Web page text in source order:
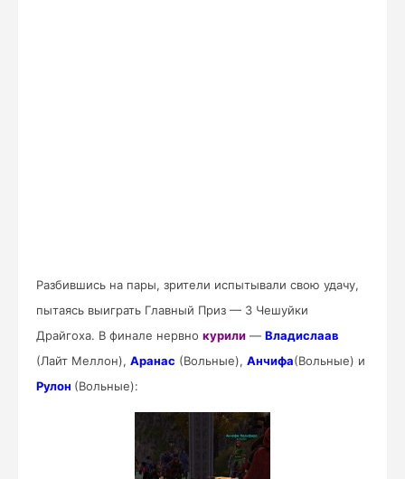
Разбившись на пары, зрители испытывали свою удачу,
пытаясь выиграть Главный Приз — 3 Чешуйки
Драйгоха. В финале нервно курили — Владислаав
(Лайт Меллон), Аранас (Вольные), Анчифа(Вольные) и
Рулон (Вольные):